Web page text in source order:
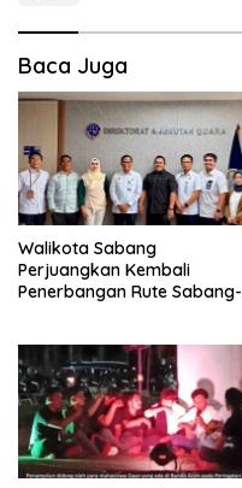
Baca Juga
Walikota Sabang
Perjuangkan Kembali
Penerbangan Rute Sabang-